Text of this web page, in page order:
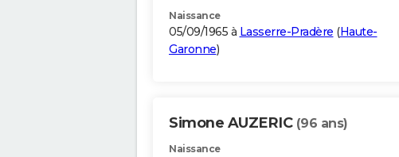
Naissance
05/09/1965 à Lasserre-Pradère (Haute-
Garonne)
Simone AUZERIC (96 ans)
Naissance